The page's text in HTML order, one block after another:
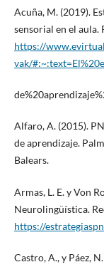
Acuña, M. (2019).
sensorial en el aula.
https://
vak/
Alfaro, A. (2015).
de aprendizaje.
Balears.
Armas, L. E. y Von
Neurolingüística.
https://
Castro, A., y Páez,